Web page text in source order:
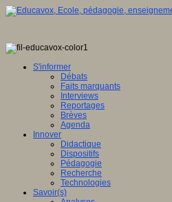
S'informer
Débats
Faits marquants
Interviews
Reportages
Brèves
Agenda
Innover
Didactique
Dispositifs
Pédagogie
Recherche
Technologies
Savoir(s)